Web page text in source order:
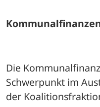
Die
Schwerpunkt im
der